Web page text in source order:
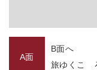
A面
B面へ
旅ゆくこゝ